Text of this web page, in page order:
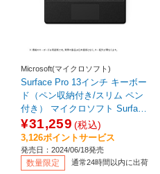
Microsoft(マイクロソフト)
Surface Pro 13インチ キーボー
ド（ペン収納付き/スリム ペン
付き） マイクロソフト Surface
ブラック 8X600186
¥31,259 (税込)
3,126ポイントサービス
発売日：2024/06/18発売
数量限定 通常24時間以内に出荷